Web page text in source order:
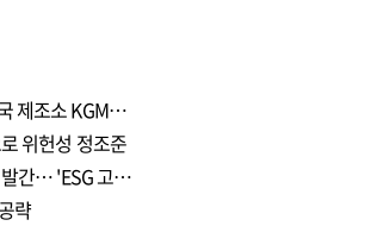
제조소 KGM…
위헌성 정조준
발간… 'ESG 고…
략